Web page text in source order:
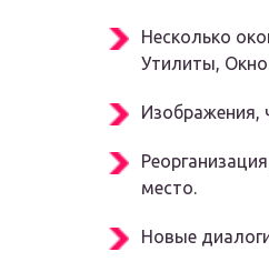
Несколько
Утилиты, Окно
Изображения,
место.
Новые